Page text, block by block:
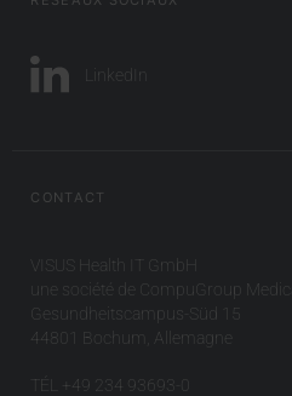
LinkedIn
CONTACT
VISUS Health IT GmbH
une société de CompuGroup
Gesundheitscampus-Süd 15
44801 Bochum, Allemagne
TÉL +49 234 93693-0